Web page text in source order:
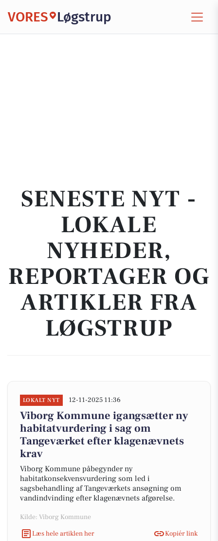
VORES Løgstrup
SENESTE NYT -
LOKALE
NYHEDER,
REPORTAGER OG
ARTIKLER FRA
LØGSTRUP
LOKALT NYT 12-11-2025 11:36
Viborg Kommune igangsætter ny
habitatvurdering i sag om
Tangeværket efter klagenævnets
krav
Viborg Kommune påbegynder ny
habitatkonsekvensvurdering som led i
sagsbehandling af Tangeværkets ansøgning om
vandindvinding efter klagenævnets afgørelse.
Kilde: Viborg Kommune
Læs hele artiklen her
Kopiér link